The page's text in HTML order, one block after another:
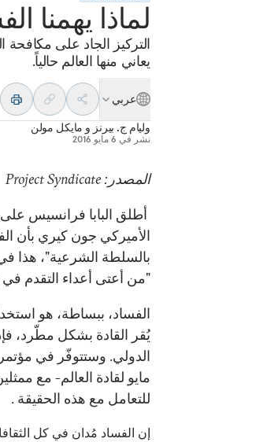
لماذا يهمنا
التركيز الجاد على
يعاني منها العالم حالياً.
عربي
وليام ج. بيرنز و مايكل مولن
نشر في 6 مايو 2016
المصدر: Project Syndicate
أطلق البابا فرانسيس على
الأميركي جون كيري بأن
بالسلطة الشرعية"، هذا
"من أعتى أعداء التقدم في
الفساد، ببساطة، هو
يُقر القادة بشكل مطّرد، فإن
مايو لقادة العالم- مع
للتعامل مع هذه الحقيقة .
إن الفساد مُدان في كل